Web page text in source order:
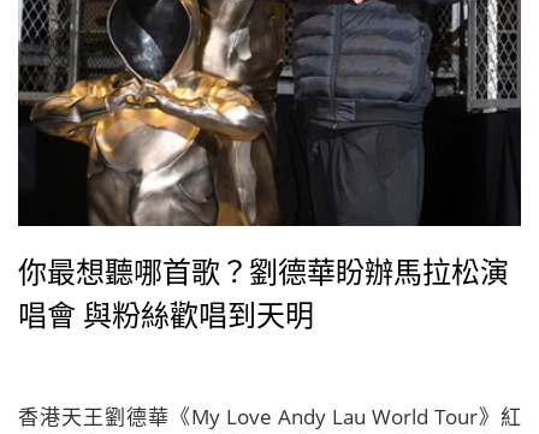
你最想聽哪首歌？劉德華盼辦馬拉松演
唱會 與粉絲歡唱到天明
香港天王劉德華《My Love Andy Lau World Tour》紅